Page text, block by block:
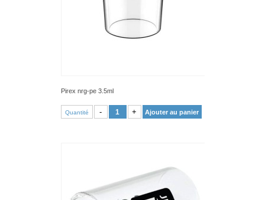
Pirex nrg-pe 3.5ml
Quantité - + Ajouter au panier